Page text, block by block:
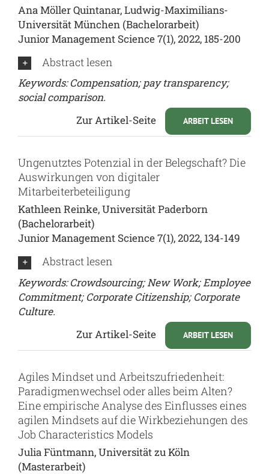
Ana Möller Quintanar, Ludwig-Maximilians-
Universität München (Bachelorarbeit)
Junior Management Science 7(1), 2022, 185-200
Abstract lesen
Keywords: Compensation; pay transparency;
social comparison.
ARBEIT LESEN
Zur Artikel-Seite
Ungenutztes Potenzial in der Belegschaft? Die
Auswirkungen von digitaler
Mitarbeiterbeteiligung
Kathleen Reinke, Universität Paderborn
(Bachelorarbeit)
Junior Management Science 7(1), 2022, 134-149
Abstract lesen
Keywords: Crowdsourcing; New Work; Employee
Commitment; Corporate Citizenship; Corporate
Culture.
ARBEIT LESEN
Zur Artikel-Seite
Agiles Mindset und Arbeitszufriedenheit:
Paradigmenwechsel oder alles beim Alten?
Eine empirische Analyse des Einflusses eines
agilen Mindsets auf die Wirkbeziehungen des
Job Characteristics Models
Julia Füntmann, Universität zu Köln
(Masterarbeit)